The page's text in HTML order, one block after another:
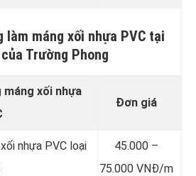
làm máng xối nhựa PVC tại
Trường Phong
máng xối nhựa
Đơn giá
nhựa PVC loại
45.000 –
75.000 VNĐ/m